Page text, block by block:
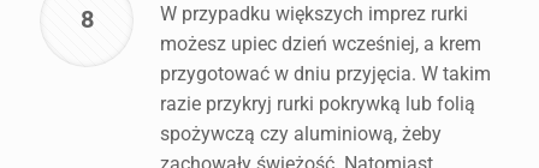
8
W przypadku większych imprez rurki
możesz upiec dzień wcześniej, a krem
przygotować w dniu przyjęcia. W takim
razie przykryj rurki pokrywką lub folią
spożywczą czy aluminiową, żeby